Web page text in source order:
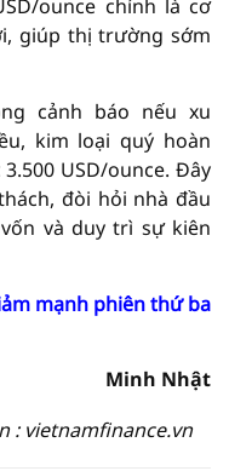
ounce chính là cơ
giúp thị trường sớm
cảnh báo nếu xu
kim loại quý hoàn
USD/ounce. Đây
đòi hỏi nhà đầu
và duy trì sự kiên
mạnh phiên thứ ba
Minh Nhật
: vietnamfinance.vn